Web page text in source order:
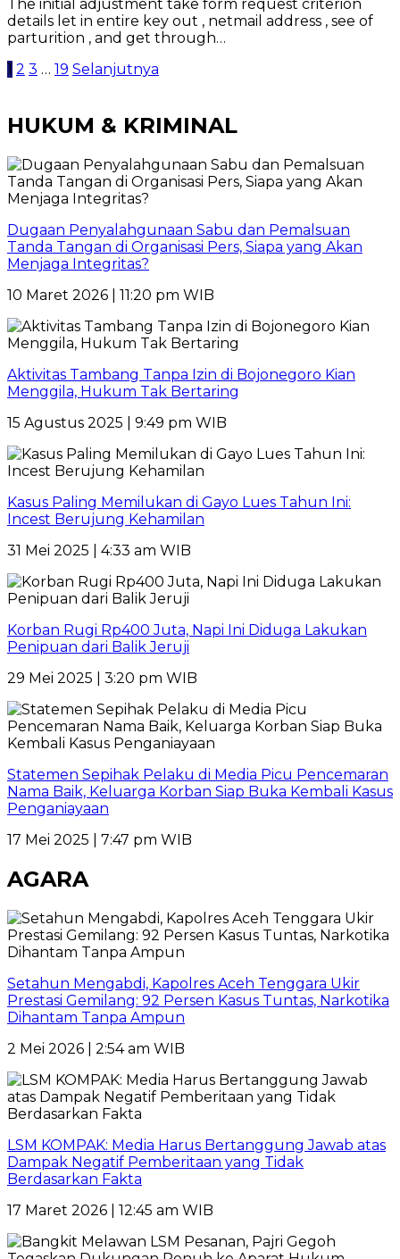
The initial adjustment take form request criterion
details let in entire key out , netmail address , see of
parturition , and get through…
Paginasi
1 2 3 … 19 Selanjutnya
HUKUM & KRIMINAL
Dugaan Penyalahgunaan Sabu dan Pemalsuan
Tanda Tangan di Organisasi Pers, Siapa yang Akan
Menjaga Integritas?
10 Maret 2026 | 11:20 pm WIB
Aktivitas Tambang Tanpa Izin di Bojonegoro Kian
Menggila, Hukum Tak Bertaring
15 Agustus 2025 | 9:49 pm WIB
Kasus Paling Memilukan di Gayo Lues Tahun Ini:
Incest Berujung Kehamilan
31 Mei 2025 | 4:33 am WIB
Korban Rugi Rp400 Juta, Napi Ini Diduga Lakukan
Penipuan dari Balik Jeruji
29 Mei 2025 | 3:20 pm WIB
Statemen Sepihak Pelaku di Media Picu Pencemaran
Nama Baik, Keluarga Korban Siap Buka Kembali Kasus
Penganiayaan
17 Mei 2025 | 7:47 pm WIB
AGARA
Setahun Mengabdi, Kapolres Aceh Tenggara Ukir
Prestasi Gemilang: 92 Persen Kasus Tuntas, Narkotika
Dihantam Tanpa Ampun
2 Mei 2026 | 2:54 am WIB
LSM KOMPAK: Media Harus Bertanggung Jawab atas
Dampak Negatif Pemberitaan yang Tidak
Berdasarkan Fakta
17 Maret 2026 | 12:45 am WIB